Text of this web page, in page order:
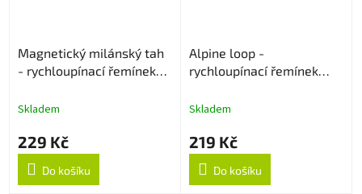
Magnetický milánský tah
- rychloupínací řemínek
Skladem
229 Kč
Do košíku
Alpine loop -
rychloupínací řemínek
Skladem
219 Kč
Do košíku